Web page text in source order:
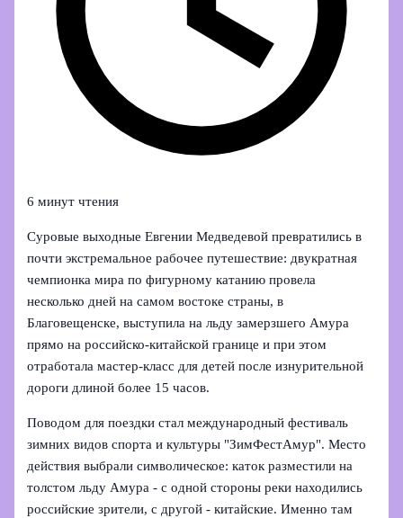
6 минут чтения
Суровые выходные Евгении Медведевой превратились в
почти экстремальное рабочее путешествие: двукратная
чемпионка мира по фигурному катанию провела
несколько дней на самом востоке страны, в
Благовещенске, выступила на льду замерзшего Амура
прямо на российско-китайской границе и при этом
отработала мастер-класс для детей после изнурительной
дороги длиной более 15 часов.
Поводом для поездки стал международный фестиваль
зимних видов спорта и культуры "ЗимФестАмур". Место
действия выбрали символическое: каток разместили на
толстом льду Амура - с одной стороны реки находились
российские зрители, с другой - китайские. Именно там